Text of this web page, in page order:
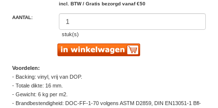
incl. BTW / Gratis bezorgd vanaf €50
AANTAL:
stuk(s)
Voordelen:
- Backing: vinyl, vrij van DOP.
- Totale dikte: 16 mm.
- Gewicht: 6 kg per m2.
- Brandbestendigheid: DOC-FF-1-70 volgens ASTM D2859, DIN EN13051-1 Bfl-